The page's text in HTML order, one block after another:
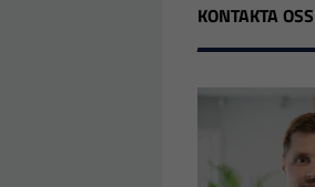
KONTAKTA OSS